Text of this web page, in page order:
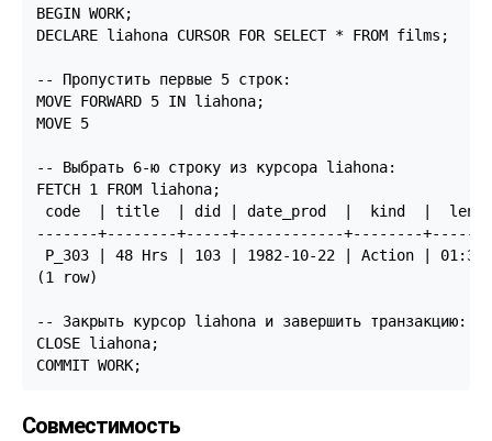
BEGIN WORK;
DECLARE liahona CURSOR FOR SELECT * FROM films;
-- Пропустить первые 5 строк:
MOVE FORWARD 5 IN liahona;
MOVE 5
-- Выбрать 6-ю строку из курсора liahona:
FETCH 1 FROM liahona;
code  | title  | did | date_prod  |  kind  |  len
-------+--------+-----+------------+--------+-------
P_303 | 48 Hrs | 103 | 1982-10-22 | Action | 01:37
(1 row)
-- Закрыть курсор liahona и завершить транзакцию:
CLOSE liahona;
COMMIT WORK;
Совместимость